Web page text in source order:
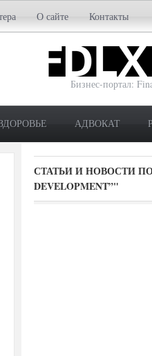
О сайте Контакты
Бизнес-портал:
АДВОКАТ
СТАТЬИ И НОВОСТИ
DEVELOPMENT”"